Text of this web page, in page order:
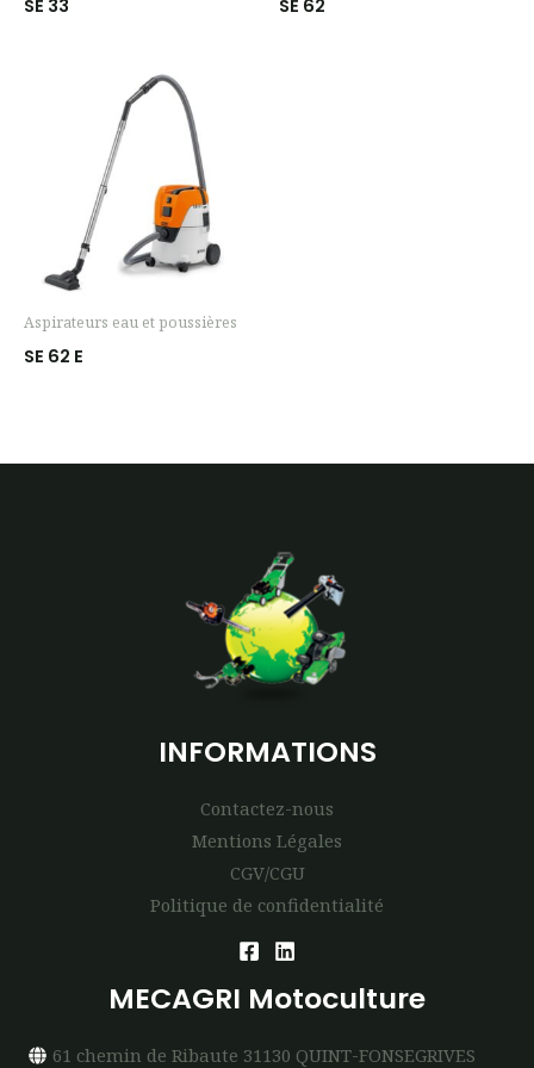
SE 33 SE 62
Aspirateurs eau et poussières
SE 62 E
INFORMATIONS
Contactez-nous
Mentions Légales
CGV/CGU
Politique de confidentialité
MECAGRI Motoculture
61 chemin de Ribaute 31130 QUINT-FONSEGRIVES